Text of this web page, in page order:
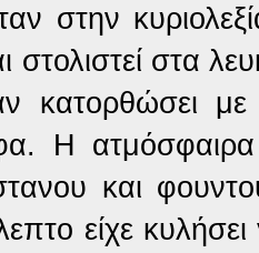
στην
στολιστεί στα
κατορθώσει
Η ατμόσφαιρα
και
είχε